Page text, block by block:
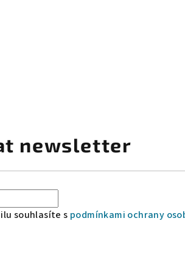
newsletter
souhlasíte s podmínkami ochrany